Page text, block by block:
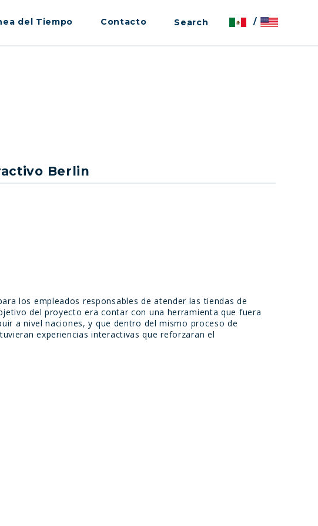
del Tiempo Contacto /
Berlin
los empleados responsables de atender las tiendas de
del proyecto era contar con una herramienta que fuera
a nivel naciones, y que dentro del mismo proceso de
experiencias interactivas que reforzaran el